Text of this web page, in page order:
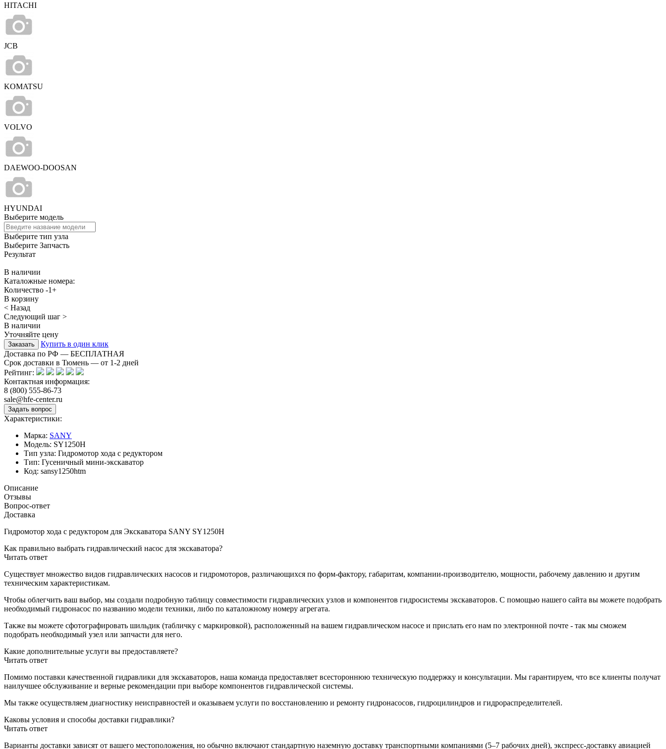
HITACHI
JCB
KOMATSU
VOLVO
DAEWOO-DOOSAN
HYUNDAI
Выберите модель
Выберите тип узла
Выберите Запчасть
Результат
В наличии
Каталожные номера:
Количество -1+
В корзину
< Назад
Следующий шаг >
В наличии
Уточняйте цену
Купить в один клик
Доставка по РФ — БЕСПЛАТНАЯ
Срок доставки в Тюмень — от 1-2 дней
Рейтинг:
Контактная информация:
8 (800) 555-86-73
sale@hfe-center.ru
Характеристики:
Марка: SANY
Модель: SY1250H
Тип узла: Гидромотор хода с редуктором
Тип: Гусеничный мини-экскаватор
Код: sansy1250htm
Описание
Отзывы
Вопрос-ответ
Доставка
Гидромотор хода с редуктором для Экскаватора SANY SY1250H
Как правильно выбрать гидравлический насос для экскаватора?
Читать ответ
Существует множество видов гидравлических насосов и гидромоторов, различающихся по форм-фактору, габаритам, компании-производителю, мощности, рабочему давлению и другим
техническим характеристикам.
Чтобы облегчить ваш выбор, мы создали подробную таблицу совместимости гидравлических узлов и компонентов гидросистемы экскаваторов. С помощью нашего сайта вы можете подобрать
необходимый гидронасос по названию модели техники, либо по каталожному номеру агрегата.
Также вы можете сфотографировать шильдик (табличку с маркировкой), расположенный на вашем гидравлическом насосе и прислать его нам по электронной почте - так мы сможем
подобрать необходимый узел или запчасти для него.
Какие дополнительные услуги вы предоставляете?
Читать ответ
Помимо поставки качественной гидравлики для экскаваторов, наша команда предоставляет всестороннюю техническую поддержку и консультации. Мы гарантируем, что все клиенты получат
наилучшее обслуживание и верные рекомендации при выборе компонентов гидравлической системы.
Мы также осуществляем диагностику неисправностей и оказываем услуги по восстановлению и ремонту гидронасосов, гидроцилиндров и гидрораспределителей.
Каковы условия и способы доставки гидравлики?
Читать ответ
Варианты доставки зависят от вашего местоположения, но обычно включают стандартную наземную доставку транспортными компаниями (5–7 рабочих дней), экспресс-доставку авиацией